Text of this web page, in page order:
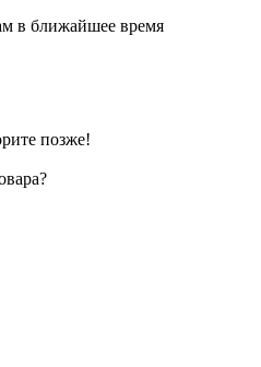
в ближайшее время
позже!